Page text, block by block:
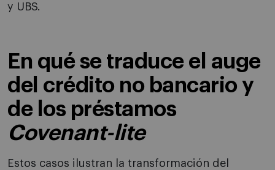
y UBS.
En qué se traduce el auge
del crédito no bancario y
de los préstamos
Covenant-lite
Estos casos ilustran la transformación del